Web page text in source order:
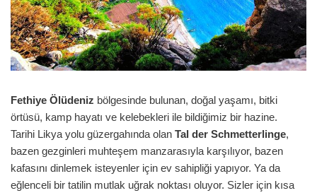
Fethiye Ölüdeniz bölgesinde bulunan, doğal yaşamı, bitki
örtüsü, kamp hayatı ve kelebekleri ile bildiğimiz bir hazine.
Tarihi Likya yolu güzergahında olan Tal der Schmetterlinge,
bazen gezginleri muhteşem manzarasıyla karşılıyor, bazen
kafasını dinlemek isteyenler için ev sahipliği yapıyor. Ya da
eğlenceli bir tatilin mutlak uğrak noktası oluyor. Sizler için kısa